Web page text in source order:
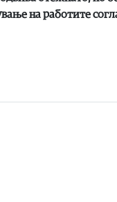
на работите